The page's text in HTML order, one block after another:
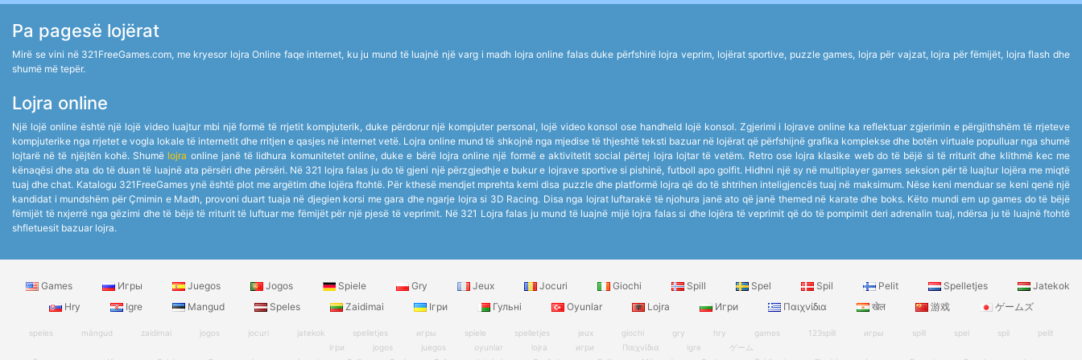
Pa pagesë lojërat
Mirë se vini në 321FreeGames.com, me kryesor lojra Online faqe internet, ku ju mund të luajnë një varg i madh lojra online falas duke përfshirë lojra veprim, lojërat sportive, puzzle games, lojra për vajzat, lojra për fëmijët, lojra flash dhe
shumë më tepër.
Lojra online
Një lojë online është një lojë video luajtur mbi një formë të rrjetit kompjuterik, duke përdorur një kompjuter personal, lojë video konsol ose handheld lojë konsol. Zgjerimi i lojrave online ka reflektuar zgjerimin e përgjithshëm të rrjeteve
kompjuterike nga rrjetet e vogla lokale të internetit dhe rritjen e qasjes në internet vetë. Lojra online mund të shkojnë nga mjedise të thjeshtë teksti bazuar në lojërat që përfshijnë grafika komplekse dhe botën virtuale populluar nga shumë
lojtarë në të njëjtën kohë. Shumë lojra online janë të lidhura komunitetet online, duke e bërë lojra online një formë e aktivitetit social përtej lojra lojtar të vetëm. Retro ose lojra klasike web do të bëjë si të rriturit dhe klithmë kec me
kënaqësi dhe ata do të duan të luajnë ata përsëri dhe përsëri. Në 321 lojra falas ju do të gjeni një përzgjedhje e bukur e lojrave sportive si pishinë, futboll apo golfit. Hidhni një sy në multiplayer games seksion për të luajtur lojëra me miqtë
tuaj dhe chat. Katalogu 321FreeGames ynë është plot me argëtim dhe lojëra ftohtë. Për kthesë mendjet mprehta kemi disa puzzle dhe platformë lojra që do të shtrihen inteligjencës tuaj në maksimum. Nëse keni menduar se keni qenë një
kandidat i mundshëm për Çmimin e Madh, provoni duart tuaja në djegien korsi me gara dhe ngarje lojra si 3D Racing. Disa nga lojrat luftarakë të njohura janë ato që janë themed në karate dhe boks. Këto mundi em up games do të bëjë
fëmijët të nxjerrë nga gëzimi dhe të bëjë të rriturit të luftuar me fëmijët për një pjesë të veprimit. Në 321 Lojra falas ju mund të luajnë mijë lojra falas si dhe lojëra të veprimit që do të pompimit deri adrenalin tuaj, ndërsa ju të luajnë ftohtë
shfletuesit bazuar lojra.
Games Игры Juegos Jogos Spiele Gry Jeux Jocuri Giochi Spill Spel Spil Pelit Spelletjes
Jatekok
Hry
Igre Mangud Speles Zaidimai Ігри Гульні Oyunlar Lojra Игри Παιχνίδια खेल 游戏 ゲームズ
speles mängud zaidimai jogos jocuri jatekok spelletjes игры spiele spelletjes jeux giochi gry hry games 123spill игры spill spel spil
pelit
ігри
jogos juegos oyunlar lojra игри Παιχνίδια igre
ゲーム